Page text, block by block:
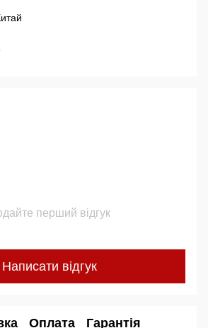
перший відгук
Написати відгук
Оплата Гарантія